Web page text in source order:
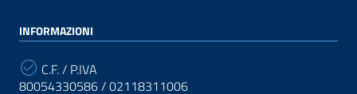
INFORMAZIONI
C.F. / P.IVA
80054330586 / 02118311006